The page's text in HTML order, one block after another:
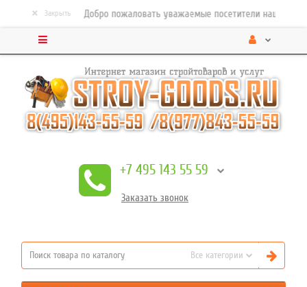
Добро пожаловать уважаемые посетители нашего
× Закрыть
+7 495 143 55 59
Заказать звонок
Все категории